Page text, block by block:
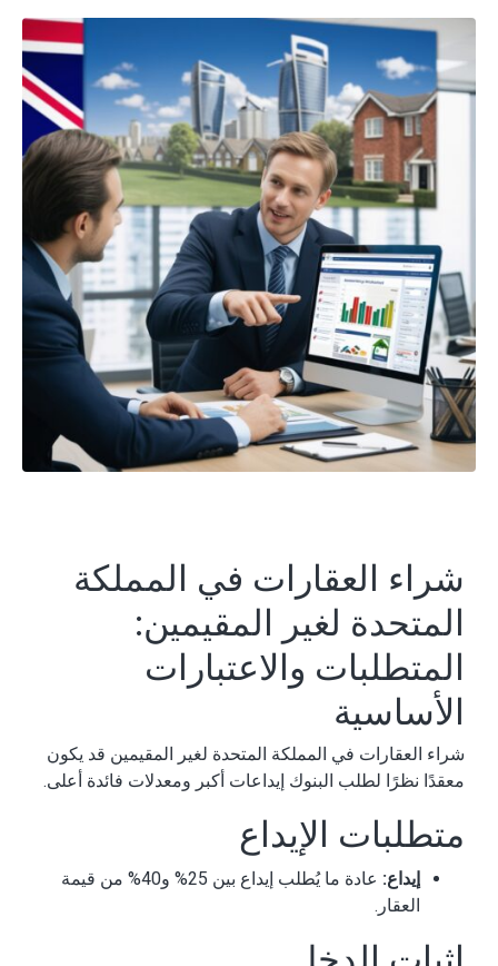
شراء العقارات في المملكة
المتحدة لغير المقيمين:
المتطلبات والاعتبارات
الأساسية
شراء العقارات في المملكة المتحدة لغير المقيمين قد يكون
معقدًا نظرًا لطلب البنوك إيداعات أكبر ومعدلات فائدة أعلى.
متطلبات الإيداع
إيداع:
عادة ما يُطلب إيداع بين 25% و40% من قيمة
العقار.